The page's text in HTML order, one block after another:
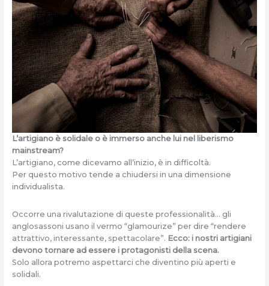
L’artigiano è solidale o è immerso anche lui nel liberismo
mainstream?
L’artigiano, come dicevamo all’inizio, è in difficoltà.
Per questo motivo tende a chiudersi in una dimensione
individualista.
Occorre una rivalutazione di queste professionalità… gli
anglosassoni usano il vermo “glamourize” per dire “rendere
attrattivo, interessante, spettacolare”. Ecco: i nostri artigiani
devono tornare ad essere i protagonisti della scena.
Solo allora potremo aspettarci che diventino più aperti e
solidali.